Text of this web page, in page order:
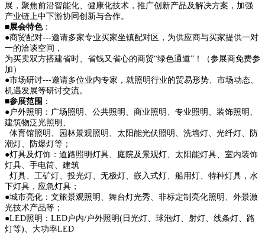
展，聚焦前沿智能化、健康化技术，推广创新产品及解决方案，加强
产业链上中下游协同创新与合作。
■展会特色：
●商贸配对---邀请多家专业买家坐镇配对区，为供应商与买家提供一对
一的洽谈空间，
为买卖双方搭建省时、省钱又省心的商贸“绿色通道”！（参展商免费参
加）
●市场研讨---邀请多位业内专家，就照明行业的贸易形势、市场动态、
机遇发展等研讨交流。
■参展范围 ：
●户外照明：广场照明、公共照明、商业照明、专业照明、装饰照明、
建筑物泛光照明、
体育馆照明、园林景观照明、太阳能光伏照明、洗墙灯、光纤灯、防
潮灯、防爆灯等；
●灯具及灯饰：道路照明灯具、庭院及景观灯、太阳能灯具、室内装饰
灯具、手电筒、建筑
灯具、工矿灯、投光灯、无极灯、嵌入式灯、船用灯、特种灯具，水
下灯具，应急灯具；
●城市亮化：文旅景观照明、舞台灯光秀、非标定制亮化照明、外景激
光技术产品等；
●LED照明：LED户内/户外照明(日光灯、球泡灯、射灯、线条灯、路
灯等)、大功率LED